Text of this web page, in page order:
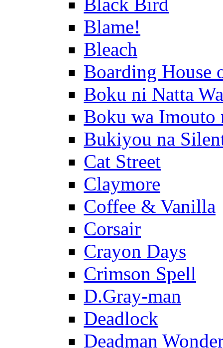
Blame!
Bleach
Boarding House
Boku ni Natta
Boku wa
Bukiyou na
Cat Street
Claymore
Coffee & Vanilla
Corsair
Crayon Days
Crimson Spell
D.Gray-man
Deadlock
Deadman